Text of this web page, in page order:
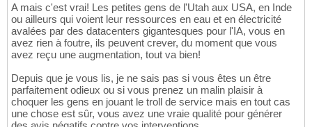
A mais c'est vrai! Les petites gens de l'Utah aux USA, en Inde
ou ailleurs qui voient leur ressources en eau et en électricité
avalées par des datacenters gigantesques pour l'IA, vous en
avez rien à foutre, ils peuvent crever, du moment que vous
avez reçu une augmentation, tout va bien!
Depuis que je vous lis, je ne sais pas si vous êtes un être
parfaitement odieux ou si vous prenez un malin plaisir à
choquer les gens en jouant le troll de service mais en tout cas
une chose est sûr, vous avez une vraie qualité pour générer